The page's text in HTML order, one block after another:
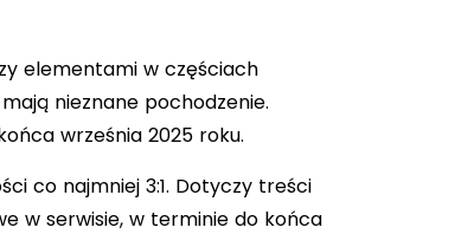
elementami w częściach
nieznane pochodzenie.
września 2025 roku.
co najmniej 3:1. Dotyczy treści
w serwisie, w terminie do końca